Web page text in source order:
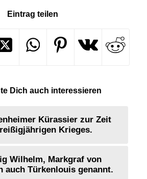
Eintrag teilen
Dich auch interessieren
Kürassier zur Zeit
Krieges.
Wilhelm, Markgraf von
auch Türkenlouis genannt.